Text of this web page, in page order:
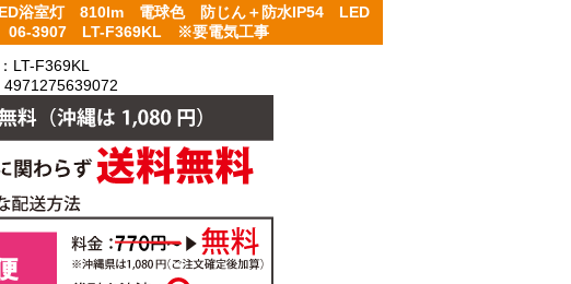
LED浴室灯 810lm 電球色 防じん＋防水IP54 LED
3907 LT-F369KL ※要電気工事
LT-F369KL
4971275639072